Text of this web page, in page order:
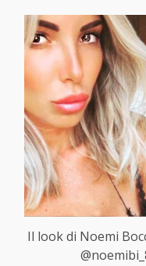
Il look di Noemi